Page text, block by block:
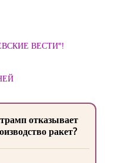
ВЕСТИ"!
отказывает
ракет?